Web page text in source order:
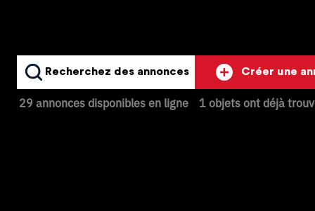
Recherchez des annonces
29 annonces disponibles en ligne
Créer une
1 objets ont déjà